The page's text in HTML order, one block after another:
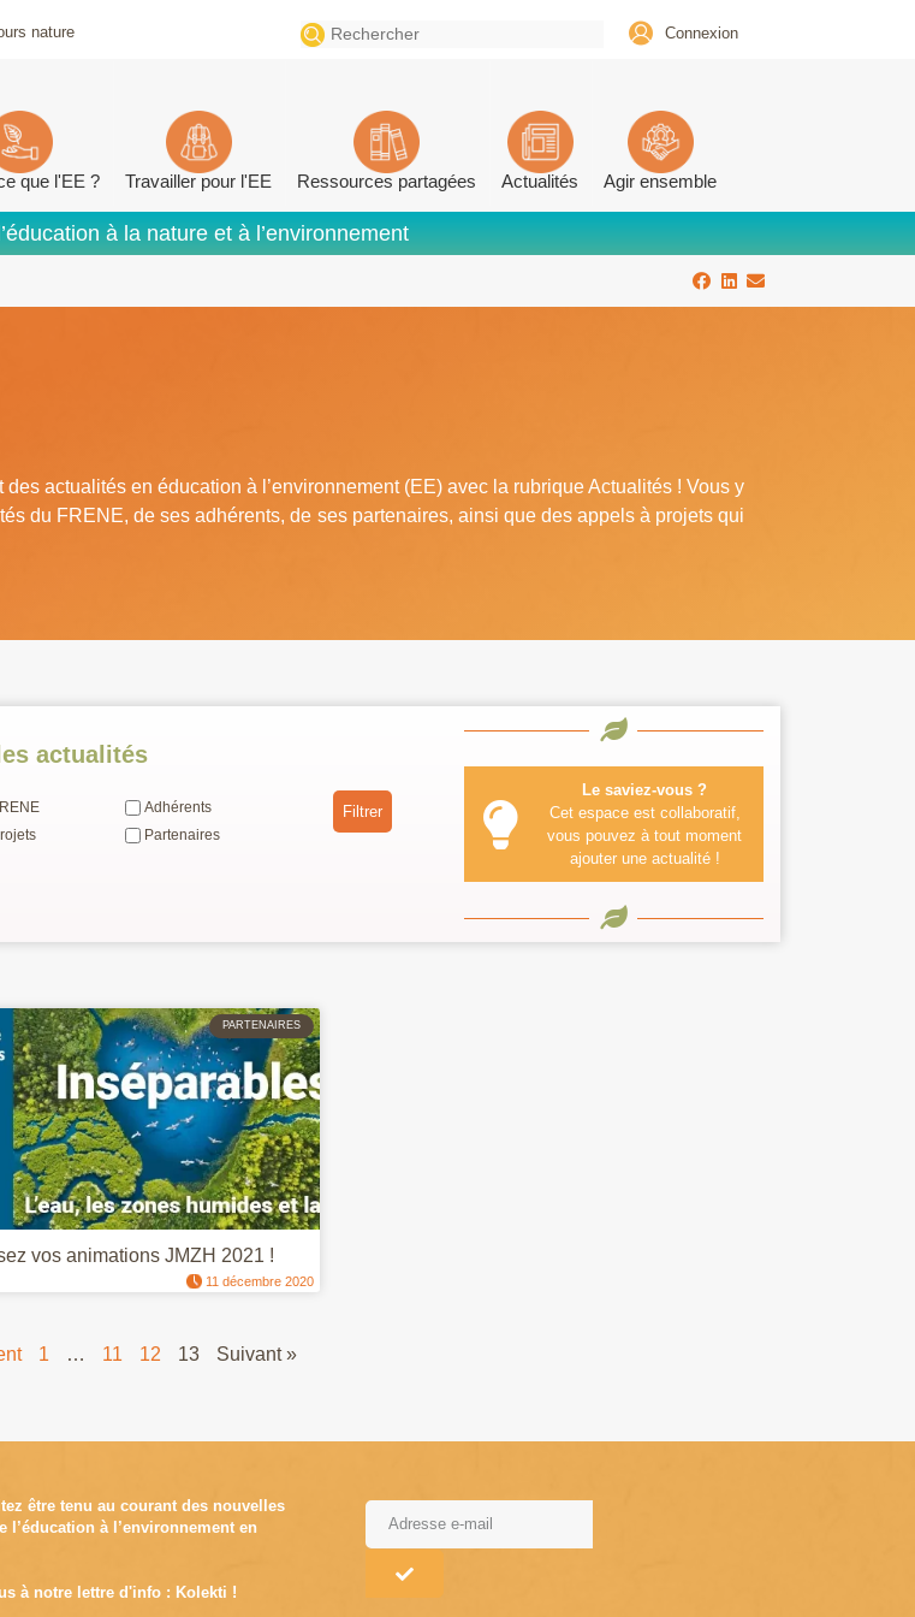
nature
Search
for:
Connexion
que l'EE ? Travailler pour l'EE Ressources partagées Actualités Agir ensemble
à la nature et à l’environnement
actualités en éducation à l’environnement (EE) avec la rubrique Actualités ! Vous y
du FRENE, de ses adhérents, de ses partenaires, ainsi que des appels à projets qui
actualités
Adhérents
Partenaires
Filtrer
Le saviez-vous ?
Cet espace est collaboratif,
vous pouvez à tout moment
ajouter une actualité !
PARTENAIRES
vos animations JMZH 2021 !
11 décembre 2020
1 … 11 12 13 Suivant »
être tenu au courant des nouvelles
l’éducation à l’environnement en
à notre lettre d'info : Kolekti !